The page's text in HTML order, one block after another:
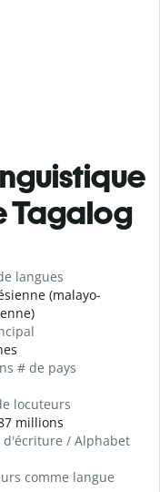
Tagalog
langues
(malayo-
# de pays
locuteurs
millions
d'écriture / Alphabet
comme langue